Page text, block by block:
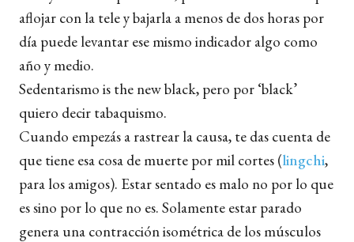
aflojar con la tele y bajarla a menos de dos horas por
día puede levantar ese mismo indicador algo como
año y medio.
Sedentarismo is the new black, pero por ‘black’
quiero decir tabaquismo.
Cuando empezás a rastrear la causa, te das cuenta de
que tiene esa cosa de muerte por mil cortes (lingchi,
para los amigos). Estar sentado es malo no por lo que
es sino por lo que no es. Solamente estar parado
genera una contracción isométrica de los músculos